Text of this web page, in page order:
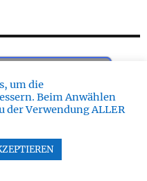
während der Tour :
warte, vor dem
auf der Hütte. Blogs
ich solo unterwegs
um die
Beim Anwählen
Verwendung ALLER